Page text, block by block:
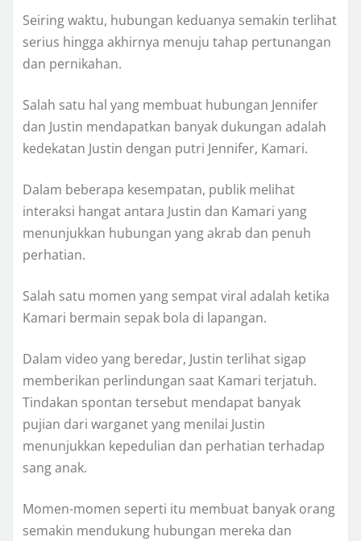
Seiring waktu, hubungan keduanya semakin terlihat
serius hingga akhirnya menuju tahap pertunangan
dan pernikahan.
Salah satu hal yang membuat hubungan Jennifer
dan Justin mendapatkan banyak dukungan adalah
kedekatan Justin dengan putri Jennifer, Kamari.
Dalam beberapa kesempatan, publik melihat
interaksi hangat antara Justin dan Kamari yang
menunjukkan hubungan yang akrab dan penuh
perhatian.
Salah satu momen yang sempat viral adalah ketika
Kamari bermain sepak bola di lapangan.
Dalam video yang beredar, Justin terlihat sigap
memberikan perlindungan saat Kamari terjatuh.
Tindakan spontan tersebut mendapat banyak
pujian dari warganet yang menilai Justin
menunjukkan kepedulian dan perhatian terhadap
sang anak.
Momen-momen seperti itu membuat banyak orang
semakin mendukung hubungan mereka dan